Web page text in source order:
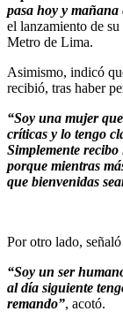
pasa hoy y mañana
el lanzamiento de
Metro de Lima.
Asimismo, indicó
recibió, tras haber
“Soy una mujer
críticas y lo tengo
Simplemente
porque mientras
que bienvenidas
Por otro lado,
“Soy un ser
al día siguiente
remando”, acotó.